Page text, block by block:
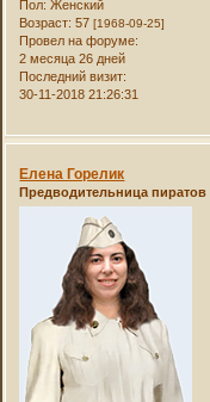
Пол: Женский
Возраст: 57[1968-09-25]
Провел на форуме:
2 месяца 26 дней
Последний визит:
30-11-2018 21:26:31
Елена Горелик
Предводительница пиратов